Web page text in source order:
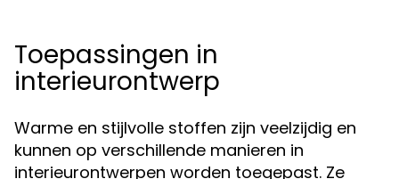
Toepassingen in
interieurontwerp
Warme en stijlvolle stoffen zijn veelzijdig en
kunnen op verschillende manieren in
interieurontwerpen worden toegepast. Ze